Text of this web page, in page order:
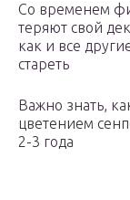
Со временем
теряют свой
как и все
стареть
Важно знать,
цветением
2-3 года